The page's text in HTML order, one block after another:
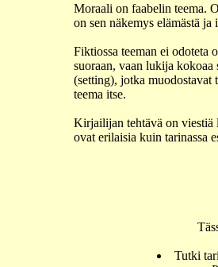
Moraali on faabelin teema.
on sen näkemys elämästä
Fiktiossa teeman ei odoteta
suoraan, vaan lukija kokoaa
(setting), jotka muodostavat
teema itse.
Kirjailijan tehtävä on viestiä
ovat erilaisia kuin tarinassa
Tutki